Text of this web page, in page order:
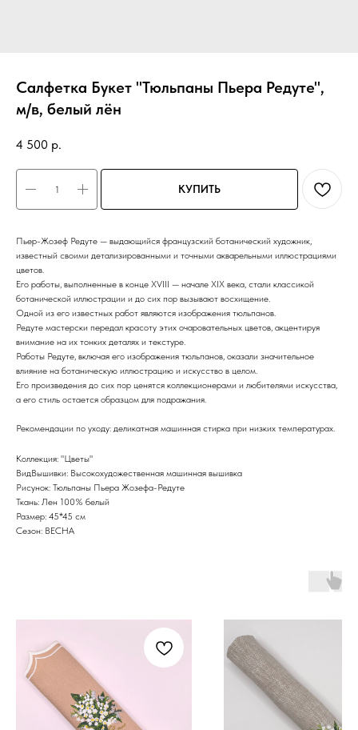
Салфетка Букет "Тюльпаны Пьера Редуте",
м/в, белый лён
4 500 р.
КУПИТЬ
Пьер-Жозеф Редуте — выдающийся французский ботанический художник,
известный своими детализированными и точными акварельными иллюстрациями
цветов.
Его работы, выполненные в конце XVIII — начале XIX века, стали классикой
ботанической иллюстрации и до сих пор вызывают восхищение.
Одной из его известных работ являются изображения тюльпанов.
Редуте мастерски передал красоту этих очаровательных цветов, акцентируя
внимание на их тонких деталях и текстуре.
Работы Редуте, включая его изображения тюльпанов, оказали значительное
влияние на ботаническую иллюстрацию и искусство в целом.
Его произведения до сих пор ценятся коллекционерами и любителями искусства,
а его стиль остается образцом для подражания.
Рекомендации по уходу: деликатная машинная стирка при низких температурах.
Коллекция: "Цветы"
ВидВышивки: Высокохудожественная машинная вышивка
Рисунок: Тюльпаны Пьера Жозефа-Редуте
Ткань: Лен 100% белый
Размер: 45*45 см
Сезон: ВЕСНА